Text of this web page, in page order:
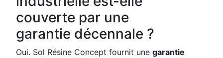
couverte par une
garantie décennale ?
Oui. Sol Résine Concept fournit une garantie